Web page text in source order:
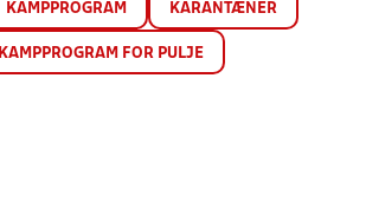
KAMPPROGRAM KARANTÆNER
KAMPPROGRAM FOR PULJE